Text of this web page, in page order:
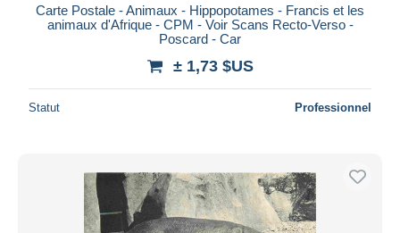
Carte Postale - Animaux - Hippopotames - Francis et les
animaux d'Afrique - CPM - Voir Scans Recto-Verso -
Poscard - Car
± 1,73 $US
Statut Professionnel